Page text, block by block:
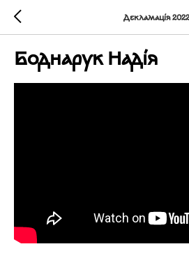
Декламація 2022
Боднарук Надія